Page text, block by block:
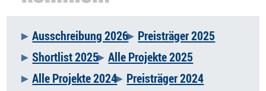
Navigation
überspringen
Ausschreibung 2026
Preisträger 2025
Shortlist 2025 Alle Projekte 2025
Alle Projekte 2024
Preisträger 2024